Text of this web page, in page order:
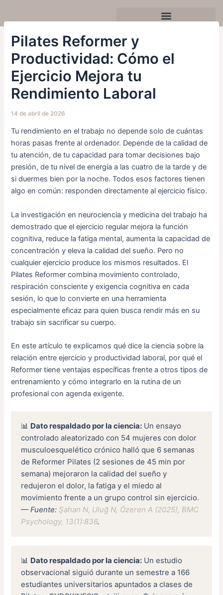
contenido
Pilates Reformer y
Productividad: Cómo el
Ejercicio Mejora tu
Rendimiento Laboral
14 de abril de 2026
Tu rendimiento en el trabajo no depende solo de cuántas
horas pasas frente al ordenador. Depende de la calidad de
tu atención, de tu capacidad para tomar decisiones bajo
presión, de tu nivel de energía a las cuatro de la tarde y de
si duermes bien por la noche. Todos esos factores tienen
algo en común: responden directamente al ejercicio físico.
La investigación en neurociencia y medicina del trabajo ha
demostrado que el ejercicio regular mejora la función
cognitiva, reduce la fatiga mental, aumenta la capacidad de
concentración y eleva la calidad del sueño. Pero no
cualquier ejercicio produce los mismos resultados. El
Pilates Reformer combina movimiento controlado,
respiración consciente y exigencia cognitiva en cada
sesión, lo que lo convierte en una herramienta
especialmente eficaz para quien busca rendir más en su
trabajo sin sacrificar su cuerpo.
En este artículo te explicamos qué dice la ciencia sobre la
relación entre ejercicio y productividad laboral, por qué el
Reformer tiene ventajas específicas frente a otros tipos de
entrenamiento y cómo integrarlo en la rutina de un
profesional con agenda exigente.
📊 Dato respaldado por la ciencia: Un ensayo
controlado aleatorizado con 54 mujeres con dolor
musculoesquelético crónico halló que 6 semanas
de Reformer Pilates (2 sesiones de 45 min por
semana) mejoraron la calidad del sueño y
redujeron el dolor, la fatiga y el miedo al
movimiento frente a un grupo control sin ejercicio.
— Fuente: Şahan N, Uluğ N, Özeren A (2025), BMC
Psychology, 13(1):836.
📊 Dato respaldado por la ciencia: Un estudio
observacional siguió durante un semestre a 166
estudiantes universitarios apuntados a clases de
entradas